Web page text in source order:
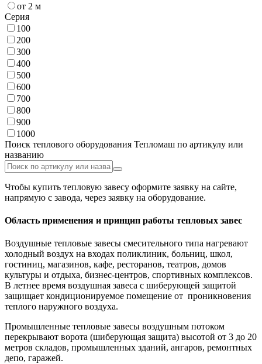
от 2 м
Серия
100
200
300
400
500
600
700
800
900
1000
Поиск теплового оборудования Тепломаш по артикулу или
названию
Чтобы купить тепловую завесу оформите заявку на сайте,
напрямую с завода, через заявку на оборудование.
Область применения и принцип работы тепловых завес
Воздушные тепловые завесы смесительного типа нагревают
холодный воздух на входах поликлиник, больниц, школ,
гостиниц, магазинов, кафе, ресторанов, театров, домов
культуры и отдыха, бизнес-центров, спортивных комплексов.
В летнее время воздушная завеса с шиберующей защитой
защищает кондиционируемое помещение от проникновения
теплого наружного воздуха.
Промышленные тепловые завесы воздушным потоком
перекрывают ворота (шиберующая защита) высотой от 3 до 20
метров складов, промышленных зданий, ангаров, ремонтных
депо, гаражей.